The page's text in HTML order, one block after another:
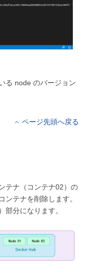
る node のバージョン
ページ先頭へ戻る
テナ（コンテナ02）の
テナを削除します。
部分になります。